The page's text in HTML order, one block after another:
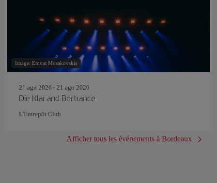
Image: Emvat Mosakovskis
21 ago 2026 - 21 ago 2026
Die Klar and Bertrance
L'Entrepôt Club
Afficher tous les événements à Bordeaux